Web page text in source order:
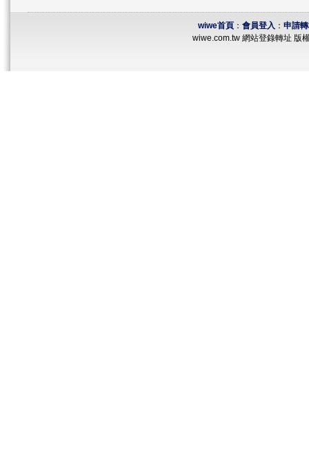
wiwe首頁： 會員登入 ： 申請
wiwe.com.tw 網站登錄轉址 版